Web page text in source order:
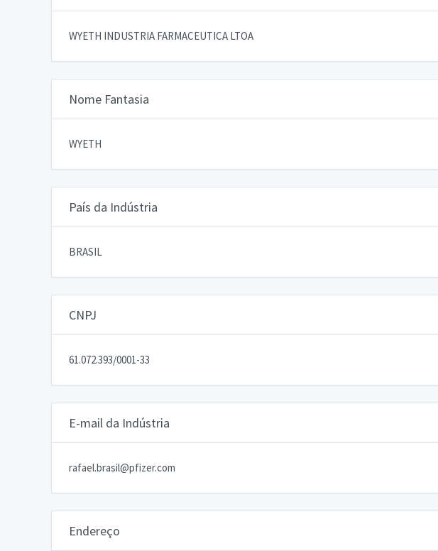
WYETH INDUSTRIA FARMACEUTICA LTOA
Nome Fantasia
WYETH
País da Indústria
BRASIL
CNPJ
61.072.393/0001-33
E-mail da Indústria
rafael.brasil@pfizer.com
Endereço